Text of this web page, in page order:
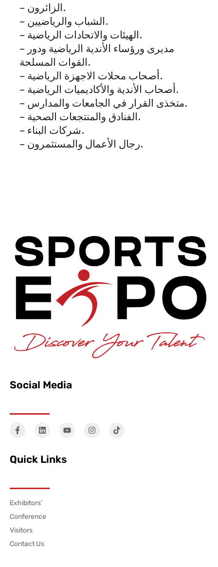
– الزائرون.
– الشباب والرياضيين.
– الهيئات والاتحادات الرياضية.
– مديرى ورؤساء الأندية الرياضية ودور
القوات المسلحة.
– أصحاب محلات الاجهزة الرياضية.
– أصحاب الأندية والأكاديميات الرياضية.
– متخذى القرار في الجامعات والمدارس.
– الفنادق والمنتجعات الصحية.
– شركات البناء.
– رجال الأعمال والمستثمرون.
Social Media
Quick Links
Exhibitors’
Conference
Visitors
Contact Us